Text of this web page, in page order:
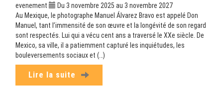
evenement
Du 3 novembre 2025 au 3 novembre 2027
Au Mexique, le photographe Manuel Álvarez Bravo est appelé Don
Manuel, tant l’immensité de son œuvre et la longévité de son regard
sont respectés. Lui qui a vécu cent ans a traversé le XXe siècle. De
Mexico, sa ville, il a patiemment capturé les inquiétudes, les
bouleversements sociaux et (…)
Lire la suite